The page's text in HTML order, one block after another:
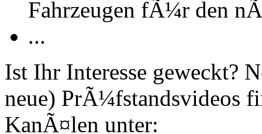
Fahrzeugen fÃ¼r den
...
Ist Ihr Interesse geweckt?
neue) PrÃ¼fstandsvideos
KanÃ¤len unter: